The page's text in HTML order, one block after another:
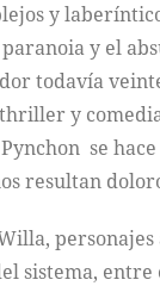
y
y el
todavía
y
se
resultan
sistema, entre